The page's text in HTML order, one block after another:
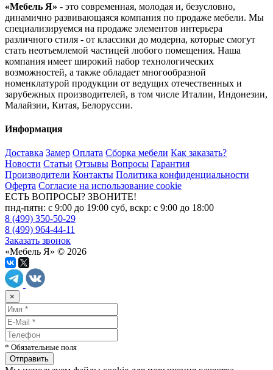
«Мебель Я» - это современная, молодая и, безусловно,
динамично развивающаяся компания по продаже мебели. Мы
специализируемся на продаже элементов интерьера
различного стиля - от классики до модерна, которые смогут
стать неотъемлемой частицей любого помещения. Наша
компания имеет широкий набор технологических
возможностей, а также обладает многообразной
номенклатурой продукции от ведущих отечественных и
зарубежных производителей, в том числе Италии, Индонезии,
Малайзии, Китая, Белоруссии.
Информация
Доставка Замер Оплата Сборка мебели Как заказать?
Новости Статьи Отзывы Вопросы Гарантия
Производители Контакты Политика конфиденциальности
Оферта Согласие на использование cookie
ЕСТЬ ВОПРОСЫ? ЗВОНИТЕ!
пнд-пятн: с 9:00 до 19:00 суб, вскр: с 9:00 до 18:00
8 (499) 350-50-29
8 (499) 964-44-11
Заказать звонок
«Мебель Я» © 2026
×
* Обязательные поля